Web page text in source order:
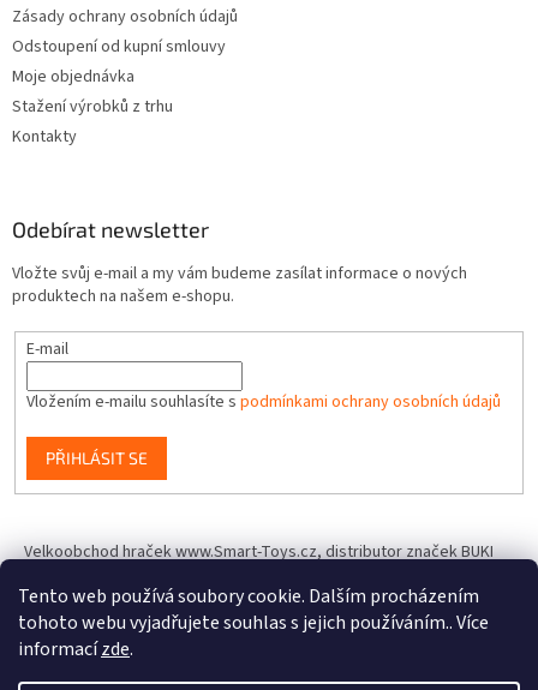
Tento web používá soubory cookie. Dalším procházením
tohoto webu vyjadřujete souhlas s jejich používáním.. Více
informacízde.
Zásady ochrany osobních údajů
Odstoupení od kupní smlouvy
Moje objednávka
Stažení výrobků z trhu
Kontakty
Odebírat newsletter
Vložte svůj e-mail a my vám budeme zasílat informace o nových
produktech na našem e-shopu.
E-mail
Vložením e-mailu souhlasíte s podmínkami ochrany osobních údajů
PŘIHLÁSIT SE
Velkoobchod hraček www.Smart-Toys.cz, distributor značek BUKI